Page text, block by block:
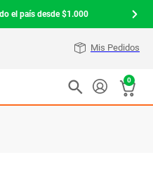
el país desde $1.000
Mis Pedidos
0